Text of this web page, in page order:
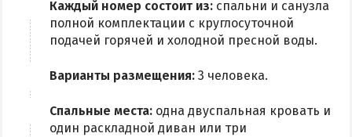
Каждый номер состоит из: спальни и санузла
полной комплектации с круглосуточной
подачей горячей и холодной пресной воды.
Варианты размещения: 3 человека.
Спальные места: одна двуспальная кровать и
один раскладной диван или три